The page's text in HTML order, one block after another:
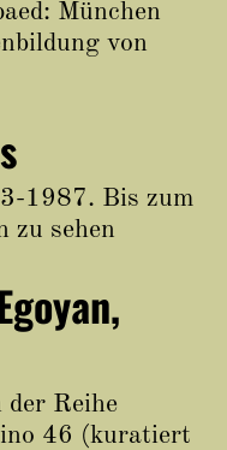
München
von
1987. Bis zum
zu sehen
der Reihe
46 (kuratiert